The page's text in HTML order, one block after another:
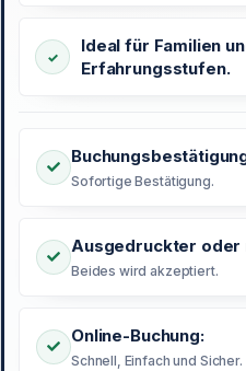
Ideal für Familien
Erfahrungsstufen.
Sofortige Bestätigung.
Ausgedruckter oder
Beides wird akzeptiert.
Online-Buchung:
Schnell, Einfach und Sicher.